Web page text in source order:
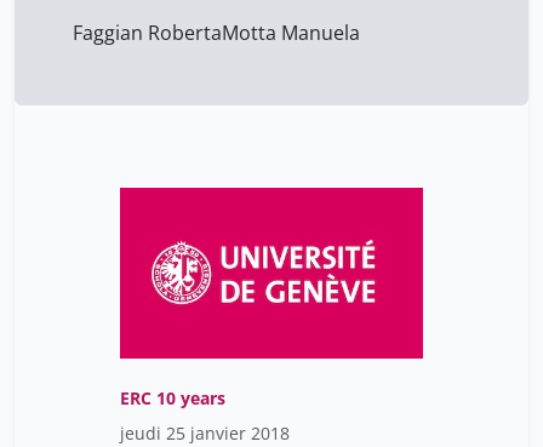
Faggian RobertaMotta Manuela
ERC 10 years
jeudi 25 janvier 2018